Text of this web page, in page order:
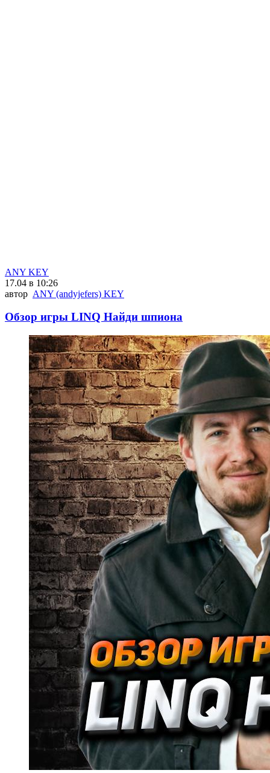
ANY KEY
17.04 в 10:26
автор ANY (andyjefers) KEY
Обзор игры LINQ Найди шпиона